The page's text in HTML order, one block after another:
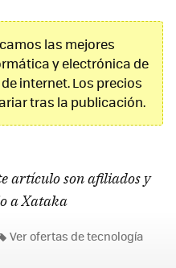
las mejores
y electrónica de
internet. Los precios
tras la publicación.
artículo son afiliados y
a Xataka
Ver ofertas de tecnología